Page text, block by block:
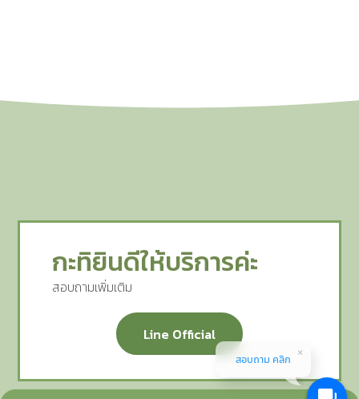
กะทิยินดีให้บริการค่ะ
สอบถามเพิ่มเติม
Line Official
สอบถาม คลิก